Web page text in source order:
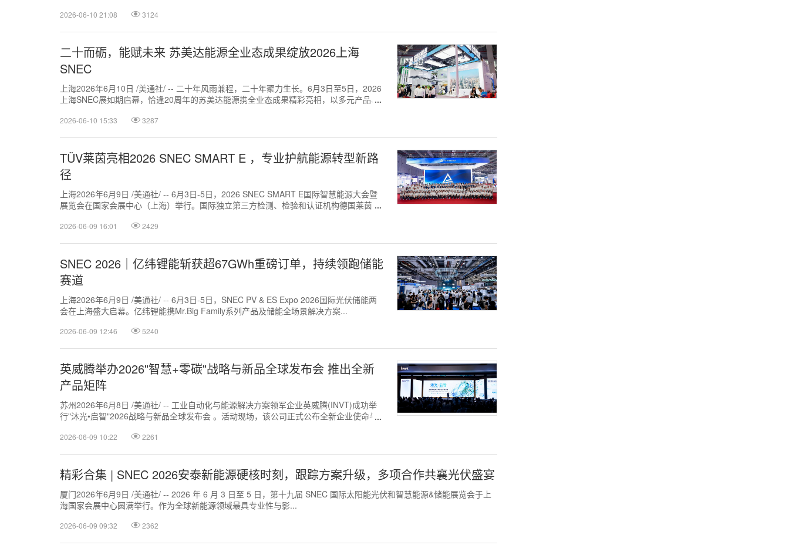
2026-06-10 21:08 3124
二十而砺，能赋未来 苏美达能源全业态成果绽放2026上海
SNEC
上海2026年6月10日 /美通社/ -- 二十年风雨兼程，二十年聚力生长。6月3日至5日，2026
上海SNEC展如期启幕，恰逢20周年的苏美达能源携全业态成果精彩亮相，以多元产品、
2026-06-10 15:33 3287
TÜV莱茵亮相2026 SNEC SMART E ，专业护航能源转型新路
径
上海2026年6月9日 /美通社/ -- 6月3日-5日，2026 SNEC SMART E国际智慧能源大会暨
展览会在国家会展中心（上海）举行。国际独立第三方检测、检验和认证机构德国莱茵
2026-06-09 16:01 2429
SNEC 2026｜亿纬锂能斩获超67GWh重磅订单，持续领跑储能
赛道
上海2026年6月9日 /美通社/ -- 6月3日-5日，SNEC PV & ES Expo 2026国际光伏储能两
会在上海盛大启幕。亿纬锂能携Mr.Big Family系列产品及储能全场景解决方案...
2026-06-09 12:46 5240
英威腾举办2026"智慧+零碳"战略与新品全球发布会 推出全新
产品矩阵
苏州2026年6月8日 /美通社/ -- 工业自动化与能源解决方案领军企业英威腾(INVT)成功举
行"沐光•启智"2026战略与新品全球发布会 。活动现场，该公司正式公布全新企业使命与
2026-06-09 10:22 2261
精彩合集 | SNEC 2026安泰新能源硬核时刻，跟踪方案升级，多项合作共襄光伏盛宴
厦门2026年6月9日 /美通社/ -- 2026 年 6 月 3 日至 5 日，第十九届 SNEC 国际太阳能光伏和智慧能源&储能展览会于上
海国家会展中心圆满举行。作为全球新能源领域最具专业性与影...
2026-06-09 09:32 2362